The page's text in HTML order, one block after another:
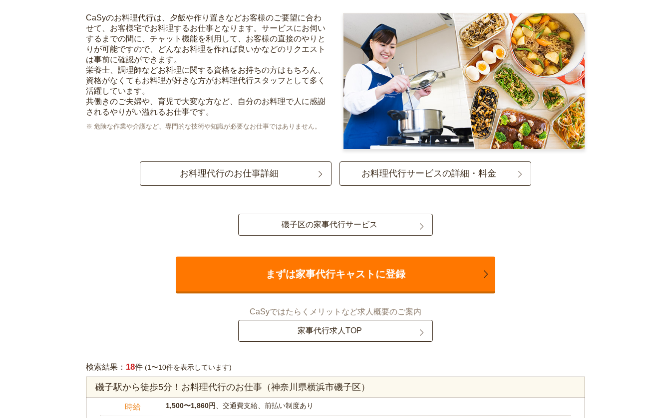
CaSyのお料理代行は、夕飯や作り置きなどお客様のご要望に合わ
せて、お客様宅でお料理するお仕事となります。サービスにお伺い
するまでの間に、チャット機能を利用して、お客様の直接のやりと
りが可能ですので、どんなお料理を作れば良いかなどのリクエスト
は事前に確認ができます。
栄養士、調理師などお料理に関する資格をお持ちの方はもちろん、
資格がなくてもお料理が好きな方がお料理代行スタッフとして多く
活躍しています。
共働きのご夫婦や、育児で大変な方など、自分のお料理で人に感謝
されるやりがい溢れるお仕事です。
危険な作業や介護など、専門的な技術や知識が必要なお仕事ではありません。
お料理代行のお仕事詳細 お料理代行サービスの詳細・料金
磯子区の家事代行サービス
まずは家事代行キャストに登録
CaSyではたらくメリットなど求人概要のご案内
家事代行求人TOP
検索結果： 18件 (1〜10件を表示しています)
磯子駅から徒歩5分！お料理代行のお仕事（神奈川県横浜市磯子区）
時給 1,500〜1,860円 、交通費支給、前払い制度あり